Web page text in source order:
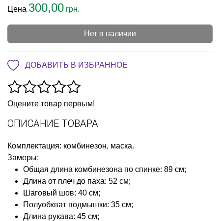
Цена 300,00 грн.
Нет в наличии
ДОБАВИТЬ В ИЗБРАННОЕ
Оцените товар первым!
ОПИСАНИЕ ТОВАРА
Комплектация: комбинезон, маска.
Замеры:
Общая длина комбинезона по спинке: 89 см;
Длина от плеч до паха: 52 см;
Шаговый шов: 40 см;
Полуобхват подмышки: 35 см;
Длина рукава: 45 см;